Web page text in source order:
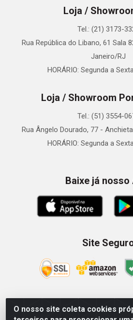
O nosso site coleta cookies
Loja /
Tel.: (21) 3173-
Rua República do Libano, 61 Sala
Janeiro/RJ
HORÁRIO: Segunda a
Loja / Showroom
Tel.: (51) 3554-
Rua Ângelo Dourado, 77 -
HORÁRIO: Segunda a
Baixe já nosso
Site
Zein Importação e Comércio LTDA -